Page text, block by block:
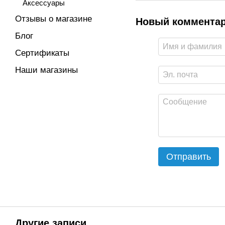
Новый
Отправить
Аксессуары
Отзывы о магазине
Блог
Сертификаты
Наши магазины
Другие записи